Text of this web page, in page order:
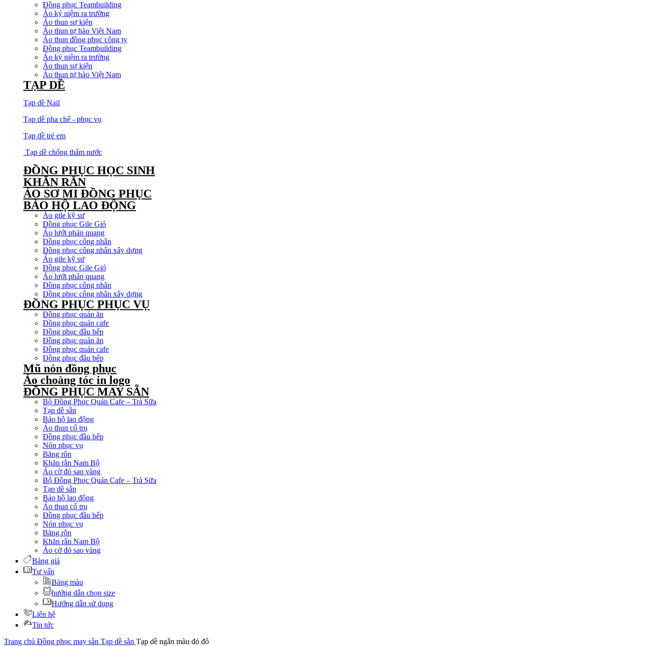
Đồng phục Teambuilding
Áo kỷ niệm ra trường
Áo thun sự kiện
Áo thun tự hào Việt Nam
Áo thun đồng phục công ty
Đồng phục Teambuilding
Áo kỷ niệm ra trường
Áo thun sự kiện
Áo thun tự hào Việt Nam
TẠP DỀ
Tạp dề Nail
Tạp dề pha chế - phục vụ
Tạp dề trẻ em
Tạp dề chống thấm nước
ĐỒNG PHỤC HỌC SINH
KHĂN RẰN
ÁO SƠ MI ĐỒNG PHỤC
BẢO HỘ LAO ĐỘNG
Áo gile kỹ sư
Đồng phục Gile Gió
Áo lưới phản quang
Đồng phục công nhân
Đồng phục công nhân xây dựng
Áo gile kỹ sư
Đồng phục Gile Gió
Áo lưới phản quang
Đồng phục công nhân
Đồng phục công nhân xây dựng
ĐỒNG PHỤC PHỤC VỤ
Đồng phục quán ăn
Đồng phục quán cafe
Đồng phục đầu bếp
Đồng phục quán ăn
Đồng phục quán cafe
Đồng phục đầu bếp
Mũ nón đồng phục
Áo choàng tóc in logo
ĐỒNG PHỤC MAY SẴN
Bộ Đồng Phục Quán Cafe – Trà Sữa
Tạp dề sẵn
Bảo hộ lao động
Áo thun cổ trụ
Đồng phục đầu bếp
Nón phục vụ
Băng rôn
Khăn rằn Nam Bộ
Áo cờ đỏ sao vàng
Bộ Đồng Phục Quán Cafe – Trà Sữa
Tạp dề sẵn
Bảo hộ lao động
Áo thun cổ trụ
Đồng phục đầu bếp
Nón phục vụ
Băng rôn
Khăn rằn Nam Bộ
Áo cờ đỏ sao vàng
Bảng giá
Tư vấn
Bảng màu
hướng dẫn chọn size
Hướng dẫn sử dụng
Liên hệ
Tin tức
Trang chủ Đồng phục may sẵn Tạp dề sẵn Tạp dề ngắn màu đỏ đô